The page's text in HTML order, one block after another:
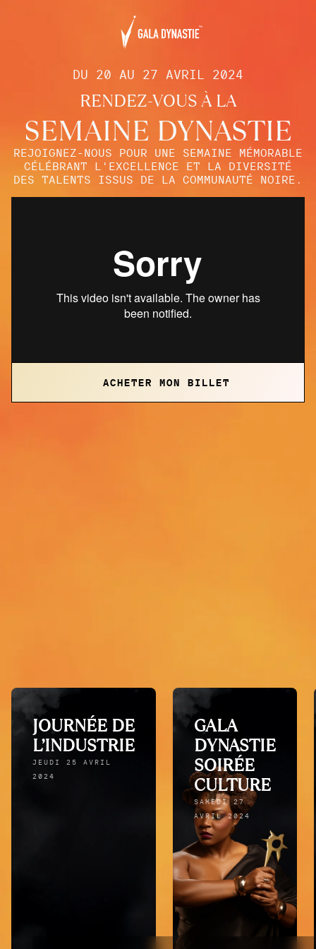
DU 20 AU 27 AVRIL 2024
RENDEZ-VOUS À LA
SEMAINE DYNASTIE
REJOIGNEZ-NOUS POUR UNE SEMAINE MÉMORABLE
CÉLÉBRANT L'EXCELLENCE ET LA DIVERSITÉ
DES TALENTS ISSUS DE LA COMMUNAUTÉ NOIRE.
ACHETER MON BILLET
JOURNÉE DE
L’INDUSTRIE
JEUDI 25 AVRIL
2024
GALA
DYNASTIE
SOIRÉE
CULTURE
SAMEDI 27
AVRIL 2024